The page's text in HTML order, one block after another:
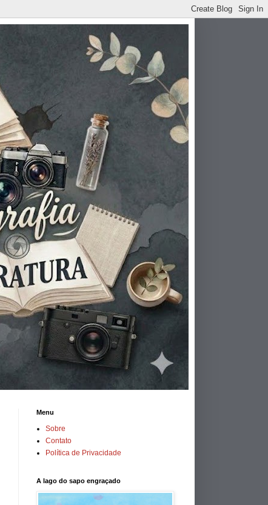
Menu
Sobre
Contato
Política de Privacidade
A lago do sapo engraçado